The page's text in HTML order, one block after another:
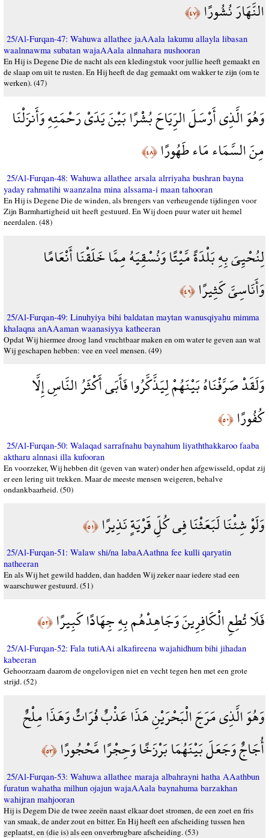
النَّهَارَ نُشُورًا﴿٤٧﴾
25/Al-Furqan-47: Wahuwa allathee jaAAala lakumu allayla libasan
waalnnawma subatan wajaAAala alnnahara nushooran
En Hij is Degene Die de nacht als een kledingstuk voor jullie heeft gemaakt en
de slaap om uit te rusten. En Hij heeft de dag gemaakt om wakker te zijn (om te
werken). (47)
وَهُوَ الَّذِي أَرْسَلَ الرِّيَاحَ بُشْرًا بَيْنَ يَدَيْ رَحْمَتِهِ وَأَنزَلْنَا
مِنَ السَّمَاء مَاء طَهُورًا﴿٤٨﴾
25/Al-Furqan-48: Wahuwa allathee arsala alrriyaha bushran bayna
yaday rahmatihi waanzalna mina alssama-i maan tahooran
En Hij is Degene Die de winden, als brengers van verheugende tijdingen voor
Zijn Barmhartigheid uit heeft gestuurd. En Wij doen puur water uit hemel
neerdalen. (48)
لِنُحْيِيَ بِهِ بَلْدَةً مَّيْتًا وَنُسْقِيَهُ مِمَّا خَلَقْنَا أَنْعَامًا
وَأَنَاسِيَّ كَثِيرًا﴿٤٩﴾
25/Al-Furqan-49: Linuhyiya bihi baldatan maytan wanusqiyahu mimma
khalaqna anAAaman waanasiyya katheeran
Opdat Wij hiermee droog land vruchtbaar maken en om water te geven aan wat
Wij geschapen hebben: vee en veel mensen. (49)
وَلَقَدْ صَرَّفْنَاهُ بَيْنَهُمْ لِيَذَّكَّرُوا فَأَبَى أَكْثَرُ النَّاسِ إِلَّا
كُفُورًا﴿٥٠﴾
25/Al-Furqan-50: Walaqad sarrafnahu baynahum liyaththakkaroo faaba
aktharu alnnasi illa kufooran
En voorzeker, Wij hebben dit (geven van water) onder hen afgewisseld, opdat zij
er een lering uit trekken. Maar de meeste mensen weigeren, behalve
ondankbaarheid. (50)
وَلَوْ شِئْنَا لَبَعَثْنَا فِي كُلِّ قَرْيَةٍ نَذِيرًا﴿٥١﴾
25/Al-Furqan-51: Walaw shi/na labaAAathna fee kulli qaryatin
natheeran
En als Wij het gewild hadden, dan hadden Wij zeker naar iedere stad een
waarschuwer gestuurd. (51)
فَلَا تُطِعِ الْكَافِرِينَ وَجَاهِدْهُم بِهِ جِهَادًا كَبِيرًا﴿٥٢﴾
25/Al-Furqan-52: Fala tutiAAi alkafireena wajahidhum bihi jihadan
kabeeran
Gehoorzaarn daarom de ongelovigen niet en vecht tegen hen met een grote
strijd. (52)
وَهُوَ الَّذِي مَرَجَ الْبَحْرَيْنِ هَذَا عَذْبٌ فُرَاتٌ وَهَذَا مِلْحٌ
أُجَاجٌ وَجَعَلَ بَيْنَهُمَا بَرْزَخًا وَحِجْرًا مَّحْجُورًا﴿٥٣﴾
25/Al-Furqan-53: Wahuwa allathee maraja albahrayni hatha AAathbun
furatun wahatha milhun ojajun wajaAAala baynahuma barzakhan
wahijran mahjooran
Hij is Degem Die de twee zeeën naast elkaar doet stromen, de een zoet en fris
van smaak, de ander zout en bitter. En Hij heeft een afscheiding tussen hen
geplaatst, en (die is) als een onverbrugbare afscheiding. (53)